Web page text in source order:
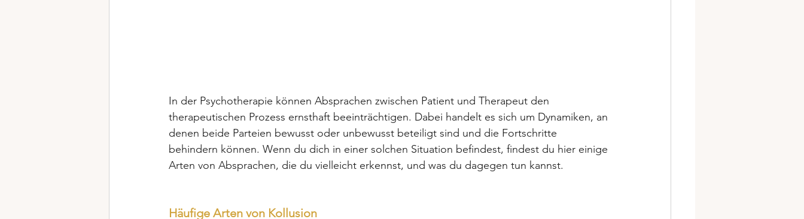
In der Psychotherapie können Absprachen zwischen Patient und Therapeut den
therapeutischen Prozess ernsthaft beeinträchtigen. Dabei handelt es sich um Dynamiken, an
denen beide Parteien bewusst oder unbewusst beteiligt sind und die Fortschritte
behindern können. Wenn du dich in einer solchen Situation befindest, findest du hier einige
Arten von Absprachen, die du vielleicht erkennst, und was du dagegen tun kannst.
Häufige Arten von Kollusion